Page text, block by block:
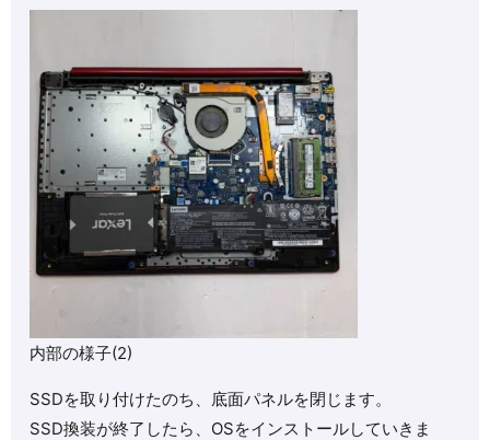
内部の様子(2)
SSDを取り付けたのち、底面パネルを閉じます。
SSD換装が終了したら、OSをインストールしていきま